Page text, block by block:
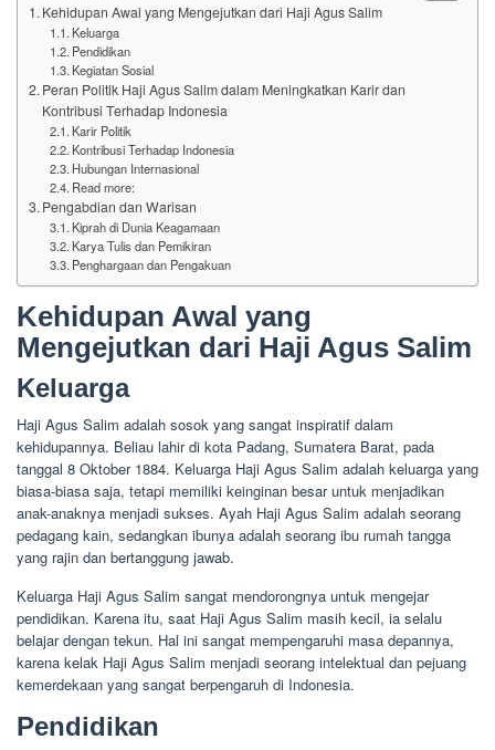
Kehidupan Awal yang Mengejutkan dari Haji Agus Salim
Keluarga
Pendidikan
Kegiatan Sosial
Peran Politik Haji Agus Salim dalam Meningkatkan Karir dan
Kontribusi Terhadap Indonesia
Karir Politik
Kontribusi Terhadap Indonesia
Hubungan Internasional
Read more:
Pengabdian dan Warisan
Kiprah di Dunia Keagamaan
Karya Tulis dan Pemikiran
Penghargaan dan Pengakuan
Kehidupan Awal yang
Mengejutkan dari Haji Agus Salim
Keluarga
Haji Agus Salim adalah sosok yang sangat inspiratif dalam
kehidupannya. Beliau lahir di kota Padang, Sumatera Barat, pada
tanggal 8 Oktober 1884. Keluarga Haji Agus Salim adalah keluarga yang
biasa-biasa saja, tetapi memiliki keinginan besar untuk menjadikan
anak-anaknya menjadi sukses. Ayah Haji Agus Salim adalah seorang
pedagang kain, sedangkan ibunya adalah seorang ibu rumah tangga
yang rajin dan bertanggung jawab.
Keluarga Haji Agus Salim sangat mendorongnya untuk mengejar
pendidikan. Karena itu, saat Haji Agus Salim masih kecil, ia selalu
belajar dengan tekun. Hal ini sangat mempengaruhi masa depannya,
karena kelak Haji Agus Salim menjadi seorang intelektual dan pejuang
kemerdekaan yang sangat berpengaruh di Indonesia.
Pendidikan